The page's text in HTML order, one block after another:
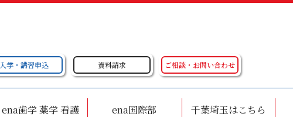
入学・講習申込 資料請求 ご相談・お問い合わせ
ena歯学 薬学 看護 ena国際部 千葉埼玉はこちら